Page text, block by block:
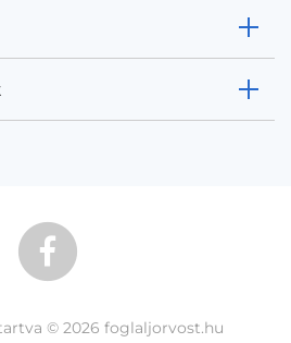
© 2026 foglaljorvost.hu